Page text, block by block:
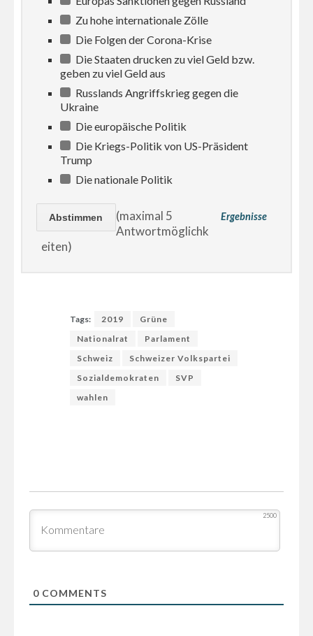
Zu hohe internationale Zölle
Die Folgen der Corona-Krise
Die Staaten drucken zu viel Geld bzw.
geben zu viel Geld aus
Russlands Angriffskrieg gegen die
Ukraine
Die europäische Politik
Die Kriegs-Politik von US-Präsident
Trump
Die nationale Politik
Ergebnisse
(maximal 5
Antwortmöglichk
eiten)
Tags: 2019
Grüne
Nationalrat
Parlament
Schweiz
Schweizer Volkspartei
Sozialdemokraten
SVP
wahlen
2500
0COMMENTS